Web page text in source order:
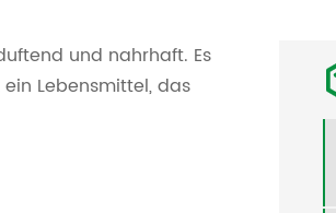
und nahrhaft. Es
Lebensmittel, das